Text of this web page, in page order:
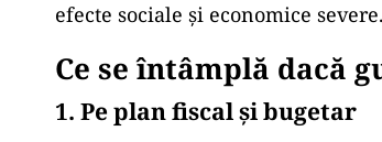
efecte sociale și economice severe.
Ce se întâmplă dacă
1. Pe plan fiscal și bugetar